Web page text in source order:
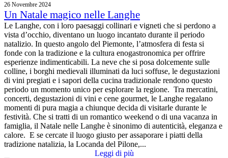
26 Novembre 2024
Un Natale magico nelle Langhe
Le Langhe, con i loro paesaggi collinari e vigneti che si perdono a
vista d’occhio, diventano un luogo incantato durante il periodo
natalizio. In questo angolo del Piemonte, l’atmosfera di festa si
fonde con la tradizione e la cultura enogastronomica per offrire
esperienze indimenticabili. La neve che si posa dolcemente sulle
colline, i borghi medievali illuminati da luci soffuse, le degustazioni
di vini pregiati e i sapori della cucina tradizionale rendono questo
periodo un momento unico per esplorare la regione. Tra mercatini,
concerti, degustazioni di vini e cene gourmet, le Langhe regalano
momenti di pura magia a chiunque decida di visitarle durante le
festività. Che si tratti di un romantico weekend o di una vacanza in
famiglia, il Natale nelle Langhe è sinonimo di autenticità, eleganza e
calore. E se cercate il luogo giusto per assaporare i piatti della
tradizione natalizia, la Locanda del Pilone,...
Leggi di più